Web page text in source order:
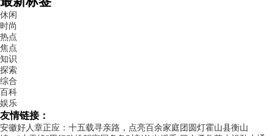
休闲
时尚
热点
焦点
知识
探索
综合
百科
娱乐
友情链接：
安徽好人章正应：十五载寻亲路，点亮百余家庭团圆灯霍山县衡山